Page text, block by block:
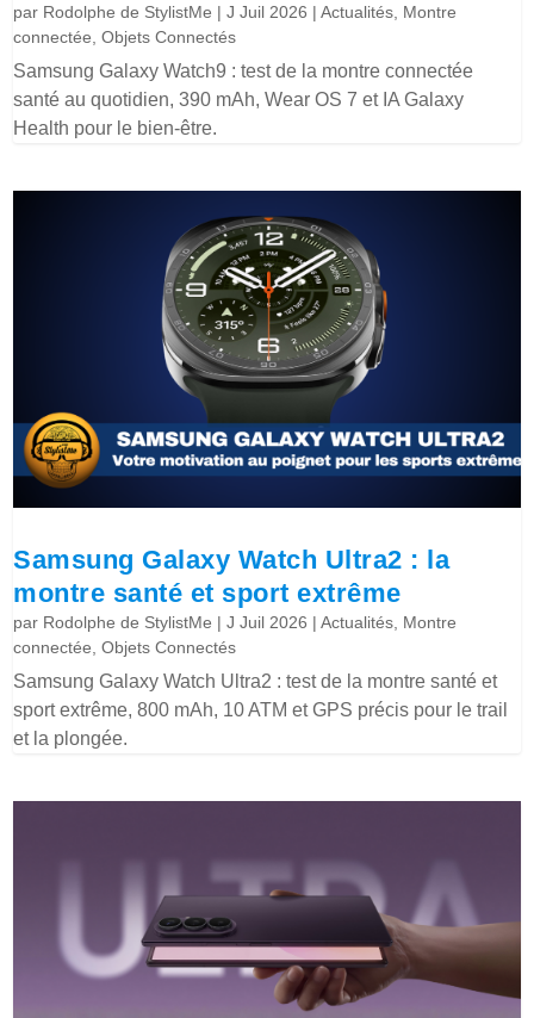
par Rodolphe de StylistMe |J Juil 2026 |Actualités, Montre
connectée,Objets Connectés
Samsung Galaxy Watch9 : test de la montre connectée
santé au quotidien, 390 mAh, Wear OS 7 et IA Galaxy
Health pour le bien-être.
Samsung Galaxy Watch Ultra2 : la
montre santé et sport extrême
par Rodolphe de StylistMe |J Juil 2026 |Actualités, Montre
connectée,Objets Connectés
Samsung Galaxy Watch Ultra2 : test de la montre santé et
sport extrême, 800 mAh, 10 ATM et GPS précis pour le trail
et la plongée.